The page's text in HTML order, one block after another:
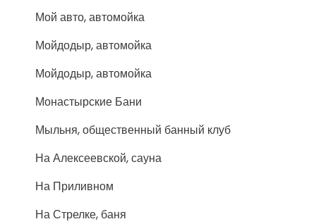
Мой авто, автомойка
Мойдодыр, автомойка
Мойдодыр, автомойка
Монастырские Бани
Мыльня, общественный банный клуб
На Алексеевской, сауна
На Приливном
На Стрелке, баня